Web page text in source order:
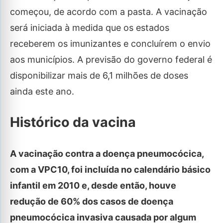
começou, de acordo com a pasta. A vacinação
será iniciada à medida que os estados
receberem os imunizantes e concluírem o envio
aos municípios. A previsão do governo federal é
disponibilizar mais de 6,1 milhões de doses
ainda este ano.
Histórico da vacina
A vacinação contra a doença pneumocócica,
com a VPC10, foi incluída no calendário básico
infantil em 2010 e, desde então, houve
redução de 60% dos casos de doença
pneumocócica invasiva causada por algum